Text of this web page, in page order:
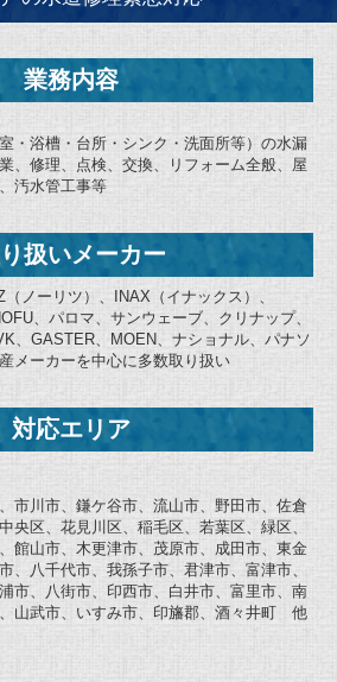
業務内容
・浴槽・台所・シンク・洗面所等）の水漏
、修理、点検、交換、リフォーム全般、屋
汚水管工事等
扱いメーカー
ノーリツ）、INAX（イナックス）、
、パロマ、サンウェーブ、クリナップ、
、GASTER、MOEN、ナショナル、パナソ
メーカーを中心に多数取り扱い
対応エリア
市川市、鎌ケ谷市、流山市、野田市、佐倉
央区、花見川区、稲毛区、若葉区、緑区、
館山市、木更津市、茂原市、成田市、東金
、八千代市、我孫子市、君津市、富津市、
市、八街市、印西市、白井市、富里市、南
山武市、いすみ市、印旛郡、酒々井町 他